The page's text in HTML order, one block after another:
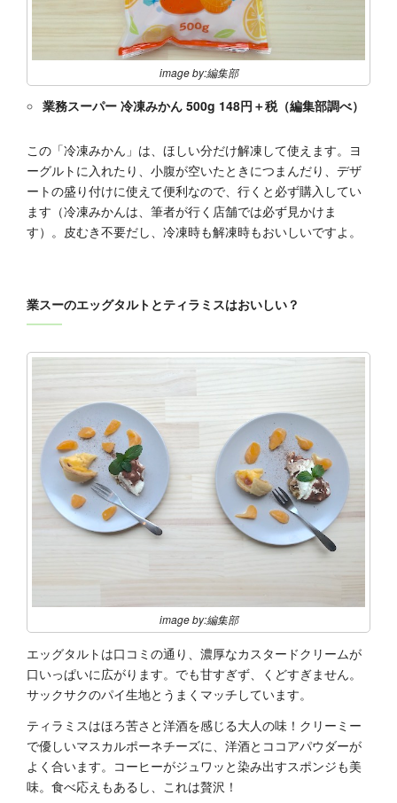
image by:編集部
業務スーパー 冷凍みかん 500g 148円＋税（編集部調べ）
この「冷凍みかん」は、ほしい分だけ解凍して使えます。ヨ
ーグルトに入れたり、小腹が空いたときにつまんだり、デザ
ートの盛り付けに使えて便利なので、行くと必ず購入してい
ます（冷凍みかんは、筆者が行く店舗では必ず見かけま
す）。皮むき不要だし、冷凍時も解凍時もおいしいですよ。
業スーのエッグタルトとティラミスはおいしい？
image by:編集部
エッグタルトは口コミの通り、濃厚なカスタードクリームが
口いっぱいに広がります。でも甘すぎず、くどすぎません。
サックサクのパイ生地とうまくマッチしています。
ティラミスはほろ苦さと洋酒を感じる大人の味！クリーミー
で優しいマスカルポーネチーズに、洋酒とココアパウダーが
よく合います。コーヒーがジュワッと染み出すスポンジも美
味。食べ応えもあるし、これは贅沢！